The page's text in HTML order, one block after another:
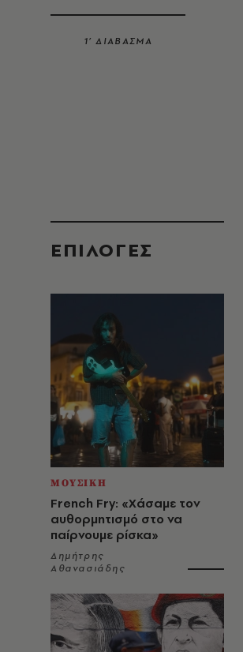
1’ ΔΙΑΒΑΣΜΑ
EΠΙΛΟΓΈΣ
ΜΟΥΣΙΚΗ
French Fry: «Χάσαμε τον
αυθορμητισμό στο να
παίρνουμε ρίσκα»
Δημήτρης
Αθανασιάδης